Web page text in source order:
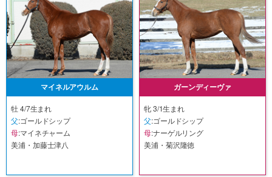
マイネルアウルム
牡 4/7生まれ
父:ゴールドシップ
母:マイネチャーム
美浦・加藤士津八
ガーンディーヴァ
牝 3/1生まれ
父:ゴールドシップ
母:ナーゲルリング
美浦・菊沢隆徳